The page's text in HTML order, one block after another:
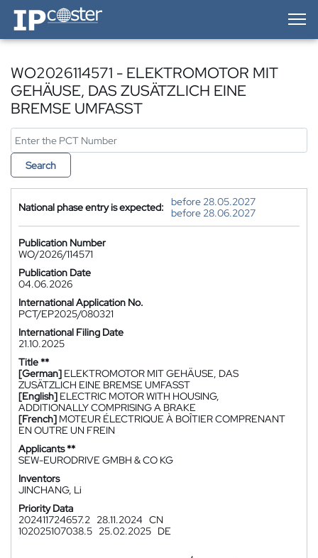
IP-Coster — Home
WO2026114571 - ELEKTROMOTOR MIT
GEHÄUSE, DAS ZUSÄTZLICH EINE
BREMSE UMFASST
Search
National phase entry is expected:
before 28.05.2027
before 28.06.2027
Publication Number
WO/2026/114571
Publication Date
04.06.2026
International Application No.
PCT/EP2025/080321
International Filing Date
21.10.2025
Title **
[German] ELEKTROMOTOR MIT GEHÄUSE, DAS
ZUSÄTZLICH EINE BREMSE UMFASST
[English] ELECTRIC MOTOR WITH HOUSING,
ADDITIONALLY COMPRISING A BRAKE
[French] MOTEUR ÉLECTRIQUE À BOÎTIER COMPRENANT
EN OUTRE UN FREIN
Applicants **
SEW-EURODRIVE GMBH & CO KG
Inventors
JINCHANG, Li
Priority Data
202411724657.2 28.11.2024 CN
102025107038.5 25.02.2025 DE